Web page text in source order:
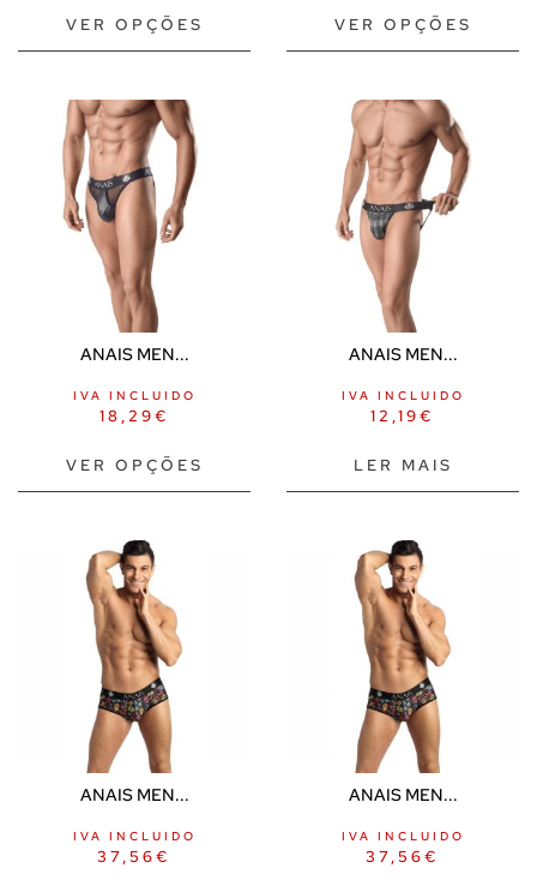
VER OPÇÕES VER OPÇÕES
ANAIS MEN...
18,29€
IVA INCLUIDO
VER OPÇÕES
ANAIS MEN...
12,19€
IVA INCLUIDO
LER MAIS
ANAIS MEN...
37,56€
IVA INCLUIDO
ANAIS MEN...
37,56€
IVA INCLUIDO